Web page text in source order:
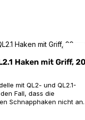
Haken mit Griff, 20
mit QL2- und QL2.1-
Fall, dass die
Schnapphaken nicht an